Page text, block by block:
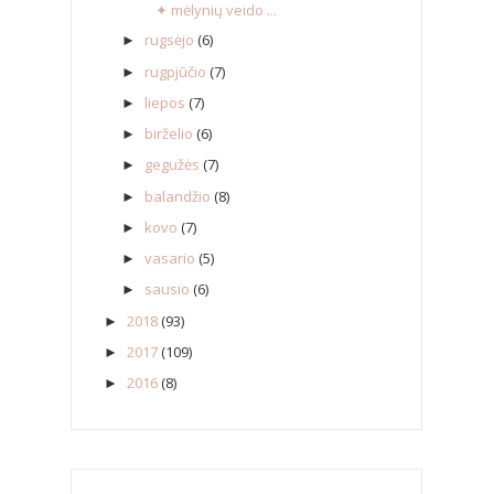
✦ mėlynių veido ...
► rugsėjo (6)
► rugpjūčio (7)
► liepos (7)
► birželio (6)
► gegužės (7)
► balandžio (8)
► kovo (7)
► vasario (5)
► sausio (6)
► 2018 (93)
► 2017 (109)
► 2016 (8)